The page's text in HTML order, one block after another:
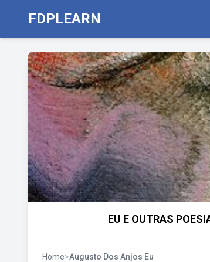
FDPLEARN
EU E OUTRAS
Home>Augusto Dos Anjos Eu